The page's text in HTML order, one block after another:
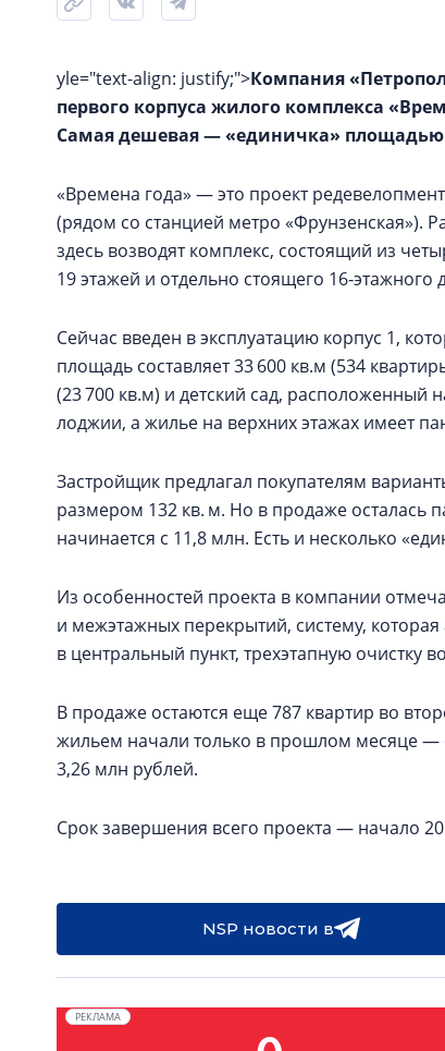
yle="text-align: justify;">Компания
первого корпуса жилого комплекса
Самая дешевая — «единичка» площадью
«Времена года» — это проект
(рядом со станцией метро «Фрунзенская»).
здесь возводят комплекс, состоящий из
19 этажей и отдельно стоящего 16‑этажного
Сейчас введен в эксплуатацию корпус 1,
площадь составляет 33 600 кв.м (534
(23 700 кв.м) и детский сад, расположенный
лоджии, а жилье на верхних этажах имеет
Застройщик предлагал покупателям
размером 132 кв. м. Но в продаже осталась
начинается с 11,8 млн. Есть и несколько
Из особенностей проекта в компании
и межэтажных перекрытий, систему,
в центральный пункт, трехэтапную очистку
В продаже остаются еще 787 квартир во
жильем начали только в прошлом месяце —
3,26 млн рублей.
Срок завершения всего проекта — начало
NSP новости в
РЕКЛАМА